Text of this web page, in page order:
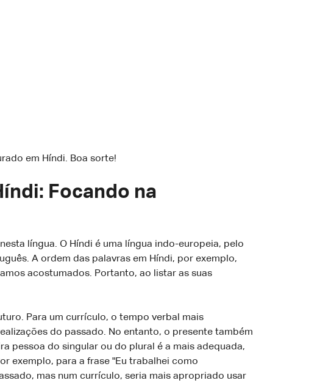
em Híndi. Boa sorte!
Focando na
língua. O Híndi é uma língua indo-europeia, pelo
A ordem das palavras em Híndi, por exemplo,
acostumados. Portanto, ao listar as suas
Para um currículo, o tempo verbal mais
do passado. No entanto, o presente também
pessoa do singular ou do plural é a mais adequada,
exemplo, para a frase "Eu trabalhei como
mas num currículo, seria mais apropriado usar